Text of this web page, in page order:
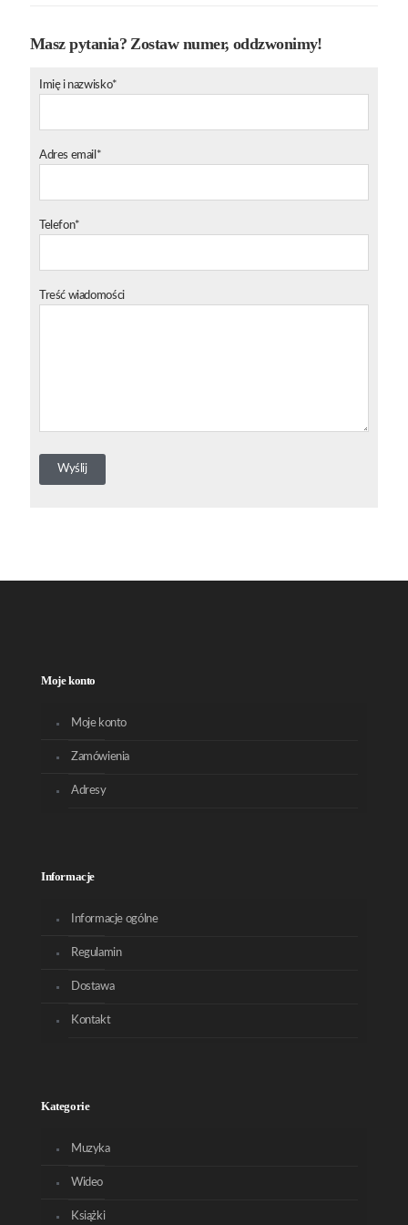
Masz pytania? Zostaw numer, oddzwonimy!
Imię i nazwisko*
Adres email*
Telefon*
Treść wiadomości
Moje konto
Moje konto
Zamówienia
Adresy
Informacje
Informacje ogólne
Regulamin
Dostawa
Kontakt
Kategorie
Muzyka
Wideo
Książki